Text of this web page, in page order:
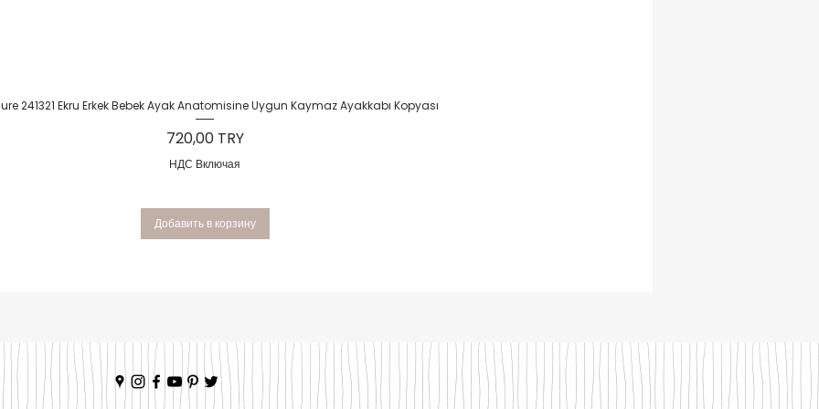
Быстрый просмотр
241321 Ekru Erkek Bebek Ayak Anatomisine Uygun Kaymaz Ayakkabı Kopyası
Цена
720,00 TRY
НДС Включая
Добавить в корзину